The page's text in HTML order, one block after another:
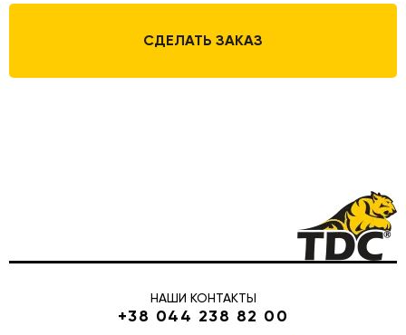
СДЕЛАТЬ ЗАКАЗ
НАШИ КОНТАКТЫ
+38 044 238 82 00